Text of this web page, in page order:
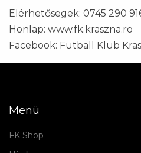
Elérhetősegek: 0745 290
Honlap: www.fk.kraszna.ro
Facebook: Futball Klub
Menü
FK Shop